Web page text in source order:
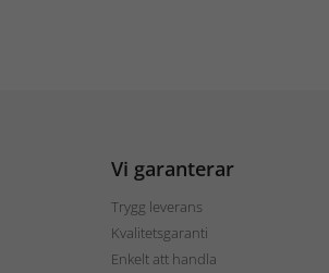
Vi garanterar
Trygg leverans
Kvalitetsgaranti
Enkelt att handla